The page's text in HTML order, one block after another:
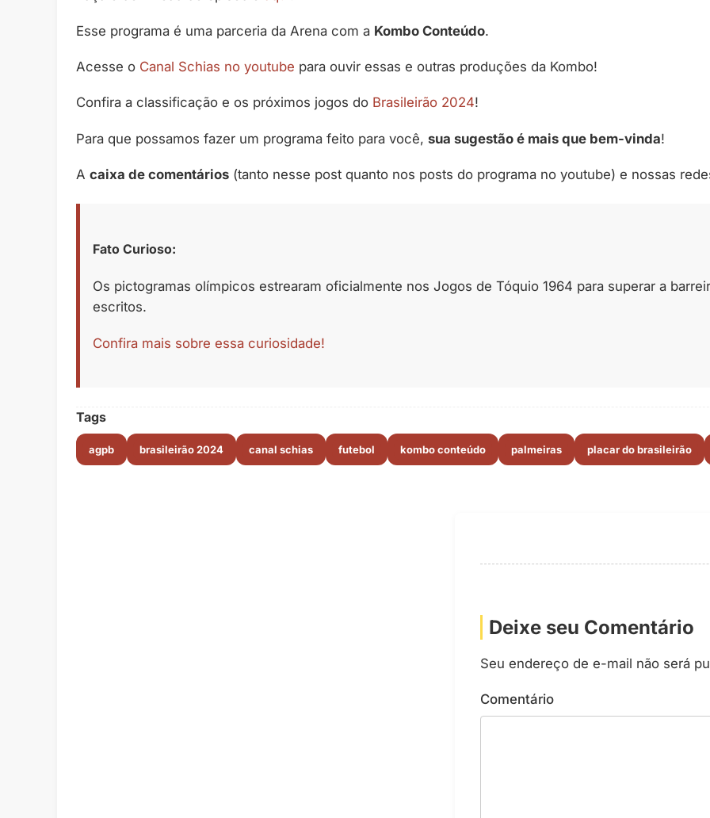
Esse programa é uma parceria da Arena com a Kombo Conteúdo.
Acesse o Canal Schias no youtube para ouvir essas e outras produções da Kombo!
Confira a classificação e os próximos jogos do Brasileirão 2024!
Para que possamos fazer um programa feito para você, sua sugestão é mais que bem-vinda!
A caixa de comentários (tanto nesse post quanto nos posts do programa no youtube) e nossas
Fato Curioso:
Os pictogramas olímpicos estrearam oficialmente nos Jogos de Tóquio 1964 para superar a
escritos.
Confira mais sobre essa curiosidade!
Tags
agpb brasileirão 2024 canal schias futebol kombo conteúdo palmeiras placar do brasileirão
Deixe seu Comentário
Seu endereço de e-mail não será
Comentário